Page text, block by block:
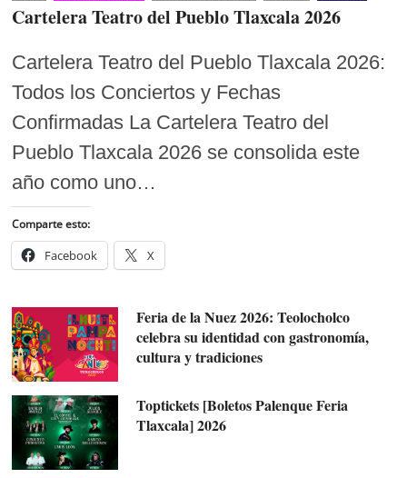
Cartelera Teatro del Pueblo Tlaxcala 2026
Cartelera Teatro del Pueblo Tlaxcala 2026:
Todos los Conciertos y Fechas
Confirmadas La Cartelera Teatro del
Pueblo Tlaxcala 2026 se consolida este
año como uno…
Comparte esto:
Facebook X
Feria de la Nuez 2026: Teolocholco
celebra su identidad con gastronomía,
cultura y tradiciones
Toptickets [Boletos Palenque Feria
Tlaxcala] 2026